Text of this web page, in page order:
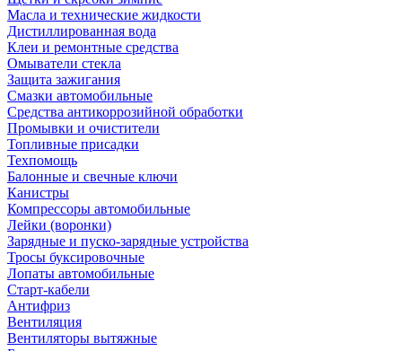
Масла и технические жидкости
Дистиллированная вода
Клеи и ремонтные средства
Омыватели стекла
Защита зажигания
Смазки автомобильные
Средства антикоррозийной обработки
Промывки и очистители
Топливные присадки
Техпомощь
Балонные и свечные ключи
Канистры
Компрессоры автомобильные
Лейки (воронки)
Зарядные и пуско-зарядные устройства
Тросы буксировочные
Лопаты автомобильные
Старт-кабели
Антифриз
Вентиляция
Вентиляторы вытяжные